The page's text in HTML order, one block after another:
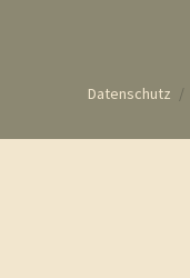
Datenschutz